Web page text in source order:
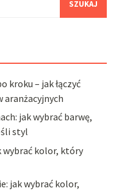
kroku – jak łączyć
aranżacyjnych
jak wybrać barwę,
styl
wybrać kolor, który
jak wybrać kolor,